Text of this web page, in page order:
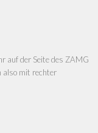
auf der Seite des ZAMG
also mit rechter